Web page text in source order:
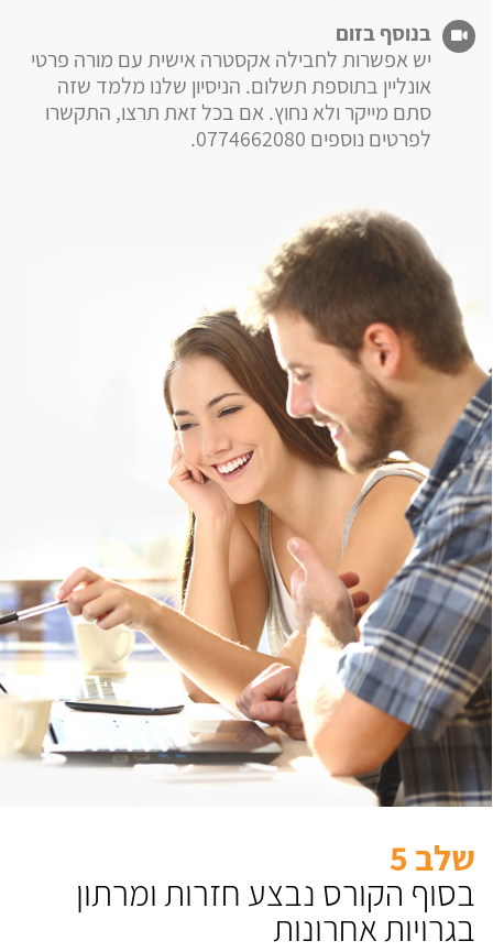
בנוסף בזום
יש אפשרות לחבילה אקסטרה אישית עם מורה פרטי
אונליין בתוספת תשלום. הניסיון שלנו מלמד שזה
סתם מייקר ולא נחוץ. אם בכל זאת תרצו, התקשרו
לפרטים נוספים 0774662080.
שלב 5
בסוף הקורס נבצע חזרות ומרתון
בגרויות אחרונות